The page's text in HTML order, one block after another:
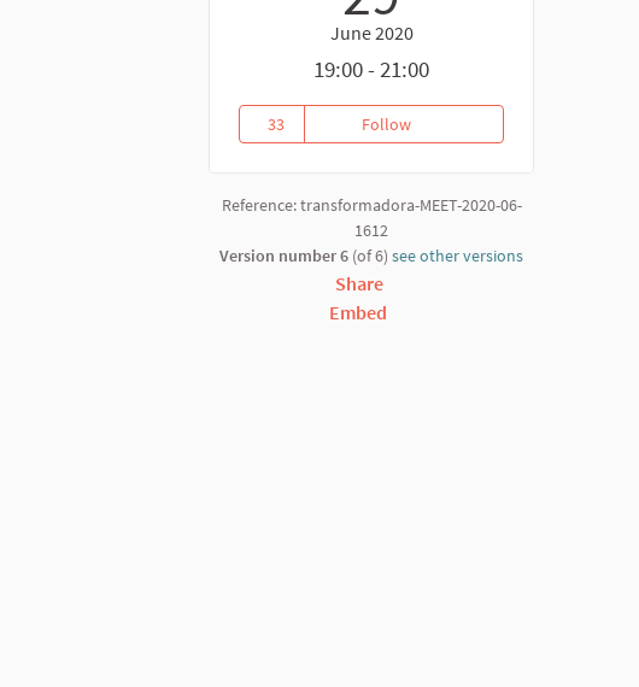
June 2020
19:00 - 21:00
33
33 followers
FollowECONOMIA AZUL 2020: ES SÓLO
Reference: transformadora-MEET-2020-06-
1612
Version number 6 (of 6) see other versions
Share
Embed